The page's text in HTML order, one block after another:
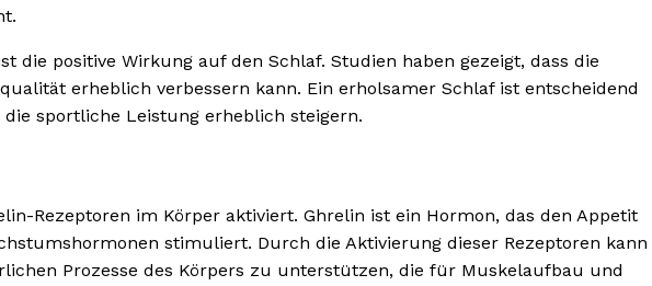
die positive Wirkung auf den Schlaf. Studien haben gezeigt, dass die
erheblich verbessern kann. Ein erholsamer Schlaf ist entscheidend
sportliche Leistung erheblich steigern.
Rezeptoren im Körper aktiviert. Ghrelin ist ein Hormon, das den Appetit
stimuliert. Durch die Aktivierung dieser Rezeptoren kann
Prozesse des Körpers zu unterstützen, die für Muskelaufbau und